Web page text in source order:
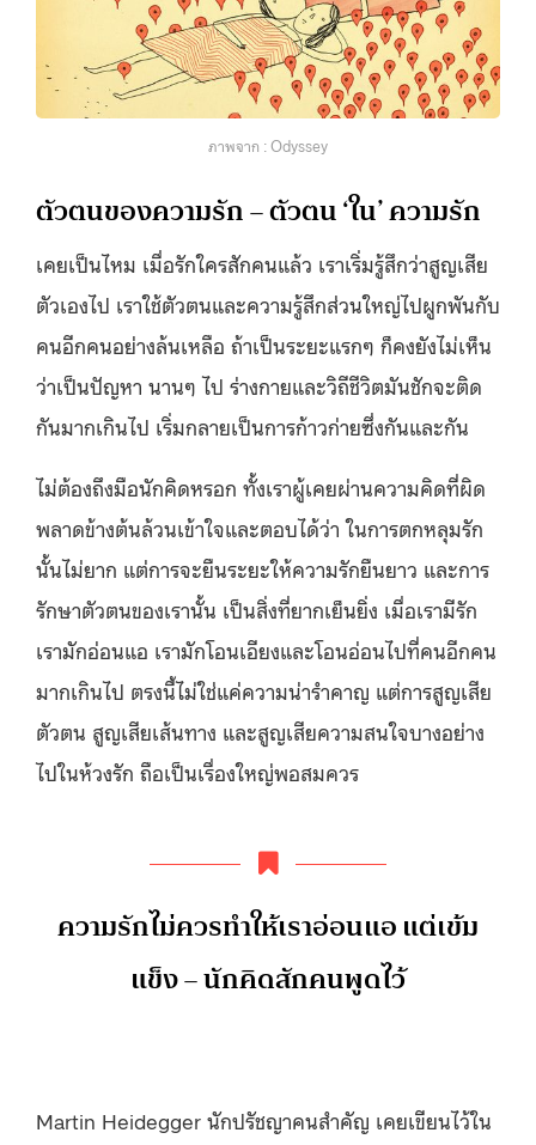
ภาพจาก : Odyssey
ตัวตนของความรัก – ตัวตน ‘ใน’ ความรัก
เคยเป็นไหม เมื่อรักใครสักคนแล้ว เราเริ่มรู้สึกว่าสูญเสีย
ตัวเองไป เราใช้ตัวตนและความรู้สึกส่วนใหญ่ไปผูกพันกับ
คนอีกคนอย่างล้นเหลือ ถ้าเป็นระยะแรกๆ ก็คงยังไม่เห็น
ว่าเป็นปัญหา นานๆ ไป ร่างกายและวิถีชีวิตมันชักจะติด
กันมากเกินไป เริ่มกลายเป็นการก้าวก่ายซึ่งกันและกัน
ไม่ต้องถึงมือนักคิดหรอก ทั้งเราผู้เคยผ่านความคิดที่ผิด
พลาดข้างต้นล้วนเข้าใจและตอบได้ว่า ในการตกหลุมรัก
นั้นไม่ยาก แต่การจะยืนระยะให้ความรักยืนยาว และการ
รักษาตัวตนของเรานั้น เป็นสิ่งที่ยากเย็นยิ่ง เมื่อเรามีรัก
เรามักอ่อนแอ เรามักโอนเอียงและโอนอ่อนไปที่คนอีกคน
มากเกินไป ตรงนี้ไม่ใช่แค่ความน่ารำคาญ แต่การสูญเสีย
ตัวตน สูญเสียเส้นทาง และสูญเสียความสนใจบางอย่าง
ไปในห้วงรัก ถือเป็นเรื่องใหญ่พอสมควร
ความรักไม่ควรทำให้เราอ่อนแอ แต่เข้ม
แข็ง – นักคิดสักคนพูดไว้
Martin Heidegger นักปรัชญาคนสำคัญ เคยเขียนไว้ใน